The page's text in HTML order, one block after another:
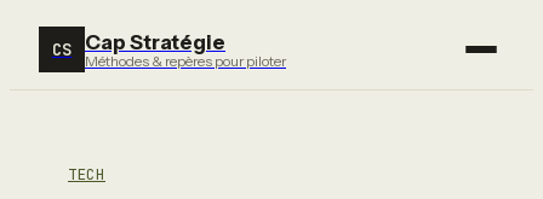
CS Cap Stratégie
Méthodes & repères pour piloter
TECH